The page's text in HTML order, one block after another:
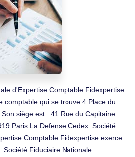
d'Expertise Comptable Fidexpertise
comptable qui se trouve 4 Place du
siège est : 41 Rue du Capitaine
Paris La Defense Cedex. Société
Comptable Fidexpertise exerce
Société Fiduciaire Nationale